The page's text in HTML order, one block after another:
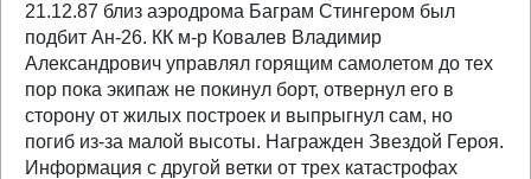
21.12.87 близ аэродрома Баграм Стингером был
подбит Ан-26. КК м-р Ковалев Владимир
Александрович управлял горящим самолетом до тех
пор пока экипаж не покинул борт, отвернул его в
сторону от жилых построек и выпрыгнул сам, но
погиб из-за малой высоты. Награжден Звездой Героя.
Информация с другой ветки от трех катастрофах